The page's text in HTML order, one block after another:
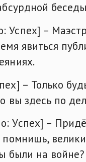
Успех] –
явиться
– Только
вы здесь по
Успех] –
были на